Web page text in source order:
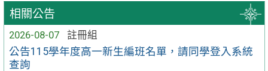
相關公告
2026-08-07
註冊組
公告115學年度高一新生編班名單，請同學登入系統
查詢